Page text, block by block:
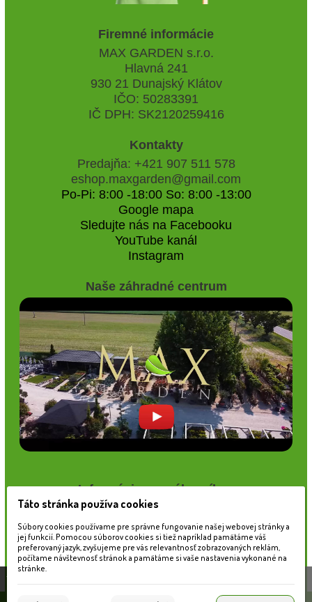
Firemné informácie
MAX GARDEN s.r.o.
Hlavná 241
930 21 Dunajský Klátov
IČO: 50283391
IČ DPH: SK2120259416
Kontakty
Predajňa: +421 907 511 578
eshop.maxgarden@gmail.com
Po-Pi: 8:00 -18:00 So: 8:00 -13:00
Google mapa
Sledujte nás na Facebooku
YouTube kanál
Instagram
Naše záhradné centrum
Informácie pre zákazníkov
Blog
Obchodné podmienky
Ochrana osobných údajov
Platobné možnosti
Táto stránka používa súbory cookies, ktoré nám
pomáhajú poskytovať služby. Používaním našich
Táto stránka používa cookies
Súbory cookies používame pre správne fungovanie našej webovej stránky a
jej funkcií. Pomocou súborov cookies si tiež napríklad pamätáme váš
preferovaný jazyk, zvyšujeme pre vás relevantnosť zobrazovaných reklám,
počítame návštevnosť stránok a pamätáme si vaše nastavenia vykonané na
stránke.